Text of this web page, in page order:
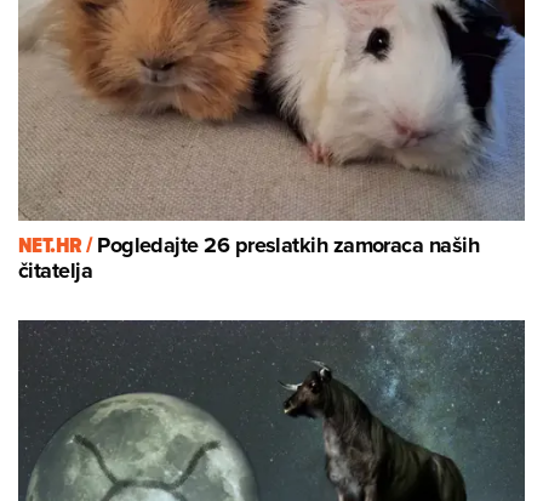
NET.HR /Pogledajte 26 preslatkih zamoraca naših
čitatelja